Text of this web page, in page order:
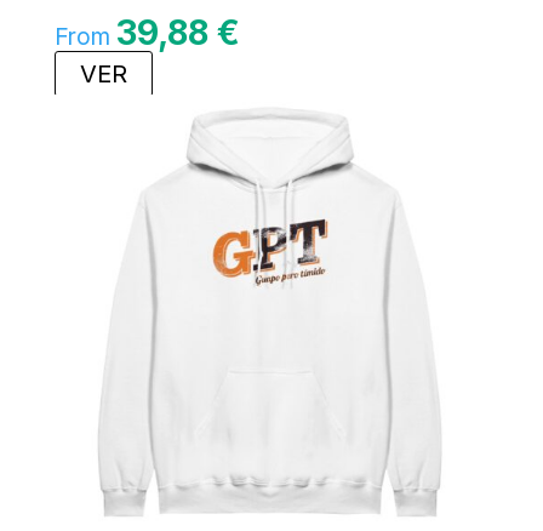
From 39,88 €
VER